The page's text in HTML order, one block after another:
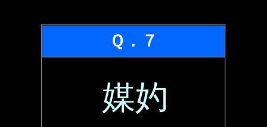
Ｑ．７
媒妁